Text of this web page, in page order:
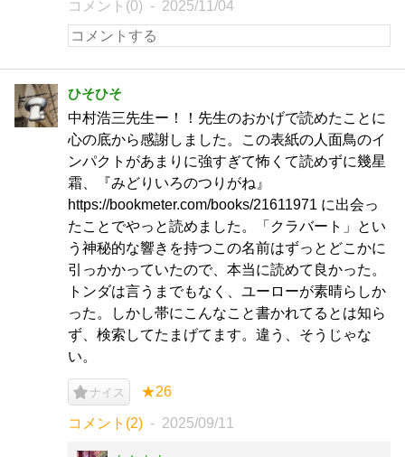
コメント(0) 2025/11/04
ひそひそ
中村浩三先生ー！！先生のおかげで読めたことに
心の底から感謝しました。この表紙の人面鳥のイ
ンパクトがあまりに強すぎて怖くて読めずに幾星
霜、『みどりいろのつりがね』
https://bookmeter.com/books/21611971 に出会っ
たことでやっと読めました。「クラバート」とい
う神秘的な響きを持つこの名前はずっとどこかに
引っかかっていたので、本当に読めて良かった。
トンダは言うまでもなく、ユーローが素晴らしか
った。しかし帯にこんなこと書かれてるとは知ら
ず、検索してたまげてます。違う、そうじゃな
い。
ナイス ★26
コメント(2) 2025/09/11